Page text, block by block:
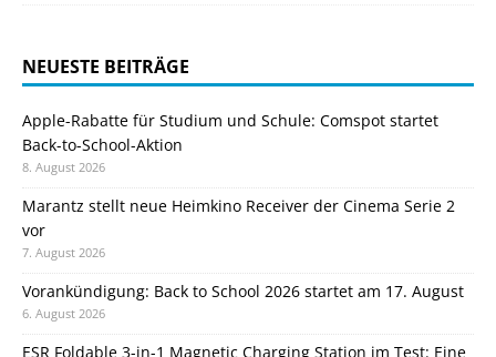
NEUESTE BEITRÄGE
Apple-Rabatte für Studium und Schule: Comspot startet
Back-to-School-Aktion
8. August 2026
Marantz stellt neue Heimkino Receiver der Cinema Serie 2
vor
7. August 2026
Vorankündigung: Back to School 2026 startet am 17. August
6. August 2026
ESR Foldable 3-in-1 Magnetic Charging Station im Test: Eine